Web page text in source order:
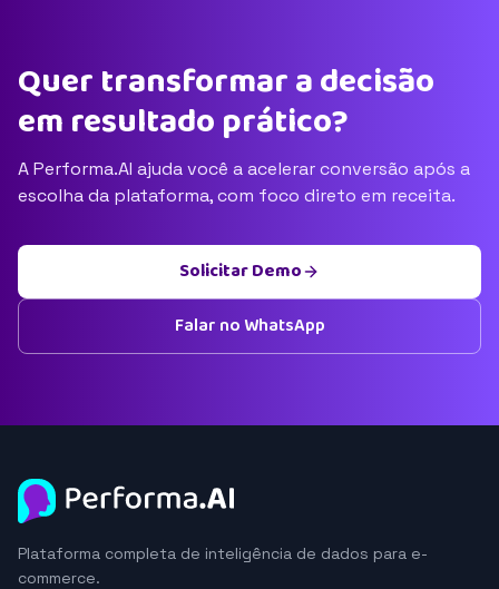
Quer transformar a decisão
em resultado prático?
A Performa.AI ajuda você a acelerar conversão após a
escolha da plataforma, com foco direto em receita.
Solicitar Demo
Falar no WhatsApp
Plataforma completa de inteligência de dados para e-
commerce.